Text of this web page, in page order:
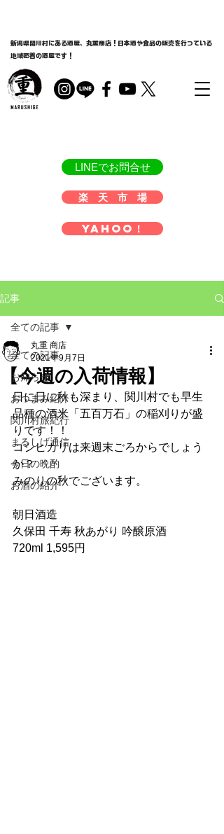
新潟県関川村にある酒屋、丸重商店！日本酒や食品の販売を行っている
地域密着の酒屋です！
LINEでお問合せ
楽 天 市 場
Yahoo！
記事
全ての記事
お知らせ
おつまみ紹介
関川村旅紀行
まるしげ通信
今日の晩酌
お酒の紹介
全ての記事
【今週の入荷情報】
丸重 商店
2021年9月7日
日に日に秋も深まり、関川村でも早生
品種の酒米「五百万石」の稲刈りが盛
りです！！
コシヒカリは来週末ごろからでしょう
か？
みのりの秋でございます。
朝日酒造
久保田 千寿 秋あがり 吟醸原酒
720ml 1,595円